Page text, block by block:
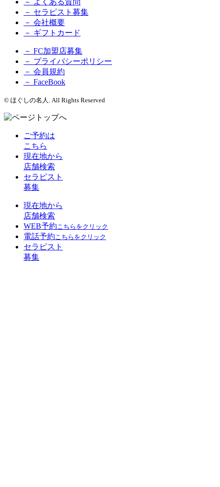
－ セラピスト募集
－ 会社概要
－ ギフトカード
－ FC加盟店募集
－ プライバシーポリシー
－ 会員規約
－ FaceBook
© ほぐしの名人. All Rights Reserved
ご予約は
こちら
現在地から
店舗検索
セラピスト
募集
現在地から
店舗検索
WEB予約 こちらをクリック
電話予約 こちらをクリック
セラピスト
募集